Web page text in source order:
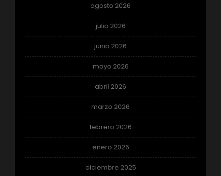
agosto 2026
julio 2026
junio 2026
mayo 2026
abril 2026
marzo 2026
febrero 2026
enero 2026
diciembre 2025